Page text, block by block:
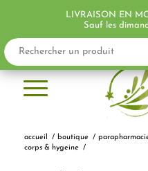
accueil / boutique /
corps & hygeine
/
LIVRAISON EN
Sauf les